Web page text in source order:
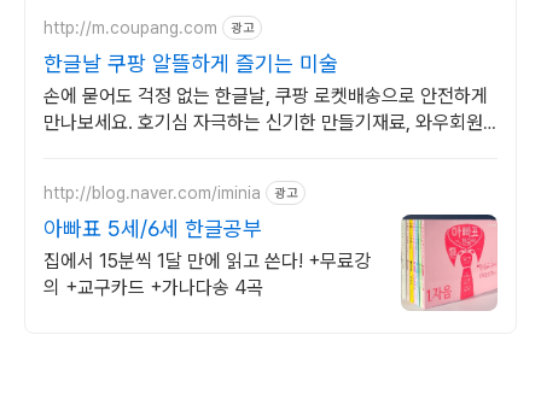
http://m.coupang.com 광고
한글날 쿠팡 알뜰하게 즐기는 미술
손에 묻어도 걱정 없는 한글날, 쿠팡 로켓배송으로 안전하게
만나보세요. 호기심 자극하는 신기한 만들기재료, 와우회원
http://blog.naver.com/iminia 광고
아빠표 5세/6세 한글공부
집에서 15분씩 1달 만에 읽고 쓴다! +무료강
의 +교구카드 +가나다송 4곡